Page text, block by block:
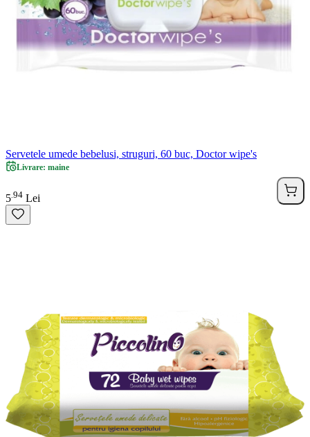
Servetele umede bebelusi, struguri, 60 buc, Doctor wipe's
Livrare: maine
5 94 Lei